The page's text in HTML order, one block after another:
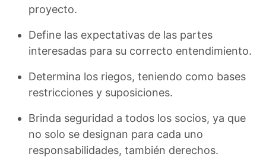
proyecto.
Define las expectativas de las partes
interesadas para su correcto entendimiento.
Determina los riegos, teniendo como bases
restricciones y suposiciones.
Brinda seguridad a todos los socios, ya que
no solo se designan para cada uno
responsabilidades, también derechos.